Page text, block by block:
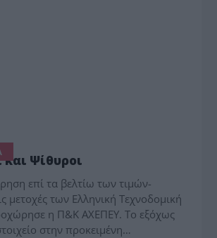
και Ψίθυροι
επί τα βελτίω των τιμών-
μετοχές των Ελληνική Τεχνοδομική
η Π&Κ ΑΧΕΠΕΥ. Το εξόχως
στην προκειμένη…